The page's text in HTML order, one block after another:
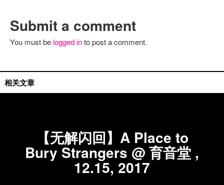
Submit a comment
You must be logged into post a comment.
相关文章
【无解闪回】A Place to
Bury Strangers @ 育音堂 ,
12.15, 2017
现场评论